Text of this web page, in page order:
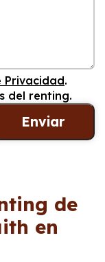
Privacidad.
del renting.
de
en